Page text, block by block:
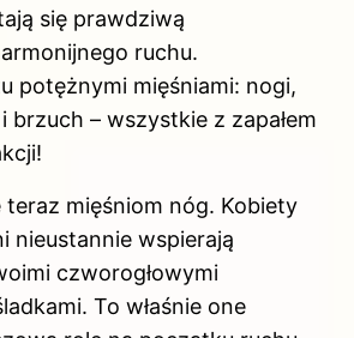
się prawdziwą
ruchu.
potężnymi mięśniami: nogi,
brzuch – wszystkie z zapałem
teraz mięśniom nóg. Kobiety
nieustannie wspierają
czworogłowymi
To właśnie one